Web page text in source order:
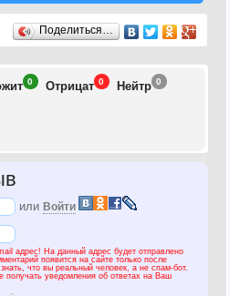
Поделиться…
0 Отрицат 0 Нейтр 0
или Войти
адрес! На данный адрес будет отправлено
появится на сайте только после
что вы реальный человек, а не спам-бот.
получать уведомления об ответах на Ваш